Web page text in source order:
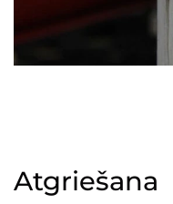
Atgriešana